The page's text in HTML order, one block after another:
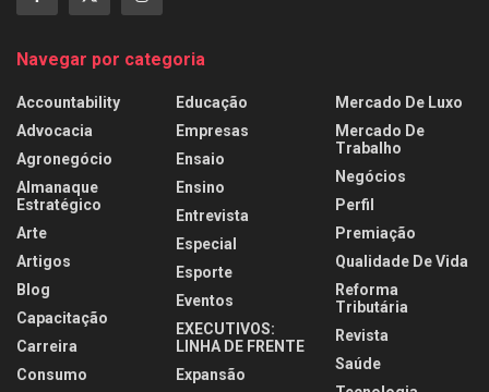
Navegar por categoria
Accountability
Advocacia
Agronegócio
Almanaque
Estratégico
Arte
Artigos
Blog
Capacitação
Carreira
Consumo
Educação
Empresas
Ensaio
Ensino
Entrevista
Especial
Esporte
Eventos
EXECUTIVOS:
LINHA DE FRENTE
Expansão
Mercado De Luxo
Mercado De
Trabalho
Negócios
Perfil
Premiação
Qualidade De Vida
Reforma
Tributária
Revista
Saúde